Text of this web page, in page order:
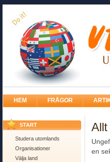
HEM FRÅGOR
START
Studera utomlands
Organisationer
Välja land
en